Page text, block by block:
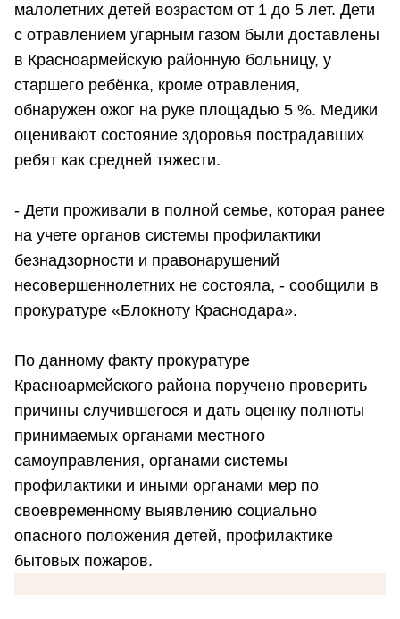
малолетних детей возрастом от 1 до 5 лет. Дети
с отравлением угарным газом были доставлены
в Красноармейскую районную больницу, у
старшего ребёнка, кроме отравления,
обнаружен ожог на руке площадью 5 %. Медики
оценивают состояние здоровья пострадавших
ребят как средней тяжести.
- Дети проживали в полной семье, которая ранее
на учете органов системы профилактики
безнадзорности и правонарушений
несовершеннолетних не состояла, - сообщили в
прокуратуре «Блокноту Краснодара».
По данному факту прокуратуре
Красноармейского района поручено проверить
причины случившегося и дать оценку полноты
принимаемых органами местного
самоуправления, органами системы
профилактики и иными органами мер по
своевременному выявлению социально
опасного положения детей, профилактике
бытовых пожаров.